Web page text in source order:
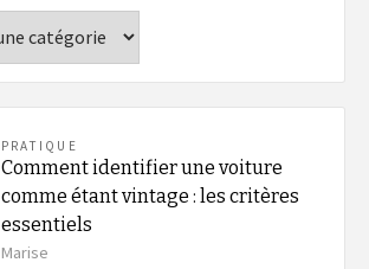
PRATIQUE
Comment identifier une voiture
comme étant vintage : les critères
essentiels
Marise